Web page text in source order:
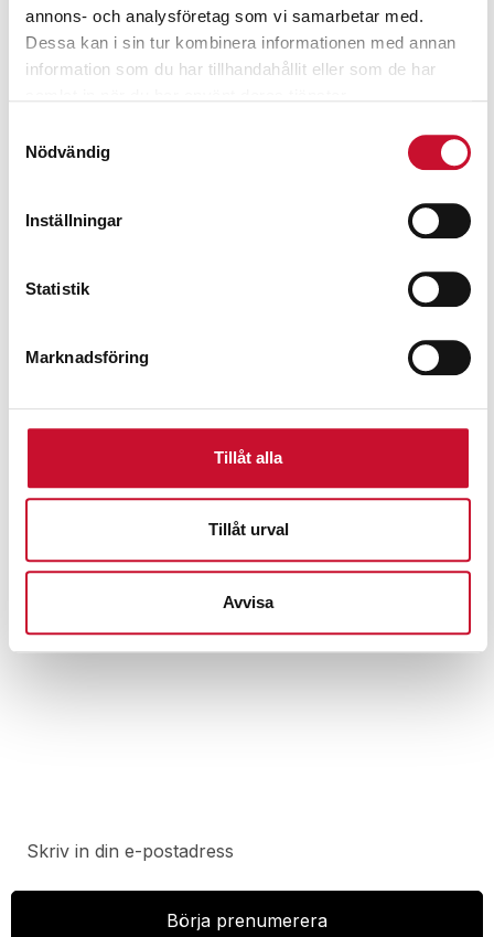
annons- och analysföretag som vi samarbetar med.
Dessa kan i sin tur kombinera informationen med annan
information som du har tillhandahållit eller som de har
Nödvändig
Inställningar
Statistik
Marknadsföring
Tillåt alla
Tillåt urval
Avvisa
Kompressor Mega 400-50 W Metabo
13,680.00kr Exkl. moms